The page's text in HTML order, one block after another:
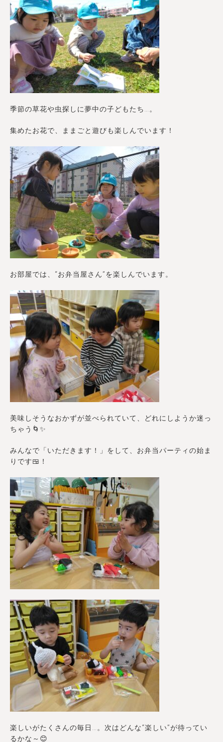
季節の草花や虫探しに夢中の子どもたち…。
集めたお花で、ままごと遊びも楽しんでいます！
お部屋では、“お弁当屋さん”を楽しんでいます。
美味しそうなおかずが並べられていて、どれにしようか迷っ
ちゃう🌀✨
みんなで「いただきます！」をして、お弁当パーティの始ま
りです🍱！
楽しいがたくさんの毎日…。次はどんな“楽しい”が待ってい
るかな～😊